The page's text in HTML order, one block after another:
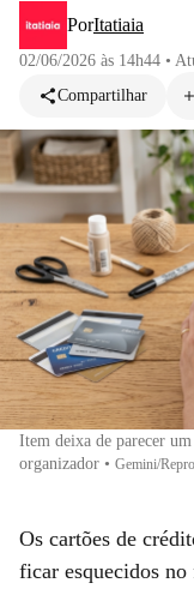
PorItatiaia
02/06/2026 às 14h44 •
Compartilhar
Item deixa de parecer
organizador • Gemini/
Os cartões de
ficar esquecidos no